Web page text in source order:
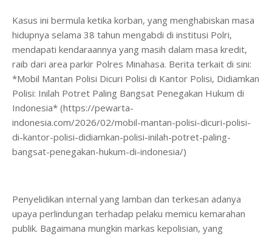
Kasus ini bermula ketika korban, yang menghabiskan masa
hidupnya selama 38 tahun mengabdi di institusi Polri,
mendapati kendaraannya yang masih dalam masa kredit,
raib dari area parkir Polres Minahasa. Berita terkait di sini:
*Mobil Mantan Polisi Dicuri Polisi di Kantor Polisi, Didiamkan
Polisi: Inilah Potret Paling Bangsat Penegakan Hukum di
Indonesia* (https://pewarta-
indonesia.com/2026/02/mobil-mantan-polisi-dicuri-polisi-
di-kantor-polisi-didiamkan-polisi-inilah-potret-paling-
bangsat-penegakan-hukum-di-indonesia/)
Penyelidikan internal yang lamban dan terkesan adanya
upaya perlindungan terhadap pelaku memicu kemarahan
publik. Bagaimana mungkin markas kepolisian, yang